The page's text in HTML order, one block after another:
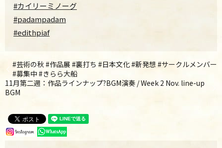
#カイリーミノーグ
#padampadam
#edithpiaf
#芸術の秋 #作品展 #裏打ち #日本文化 #新発想 #サークルメンバー
#募集中 #きらら大船
11月第二週：作品ラインナップ?BGM演奏 / Week 2 Nov. line-up
BGM